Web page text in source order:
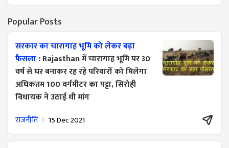
Popular Posts
सरकार का चारागाह भूमि को लेकर बड़ा
फैसला :Rajasthan में चारागाह भूमि पर 30
वर्ष से घर बनाकर रह रहे परिवारों को मिलेगा
अधिकतम 100 वर्गमीटर का पट्टा, सिरोही
विधायक ने उठाई थी मांग
राजनीति 15 Dec 2021